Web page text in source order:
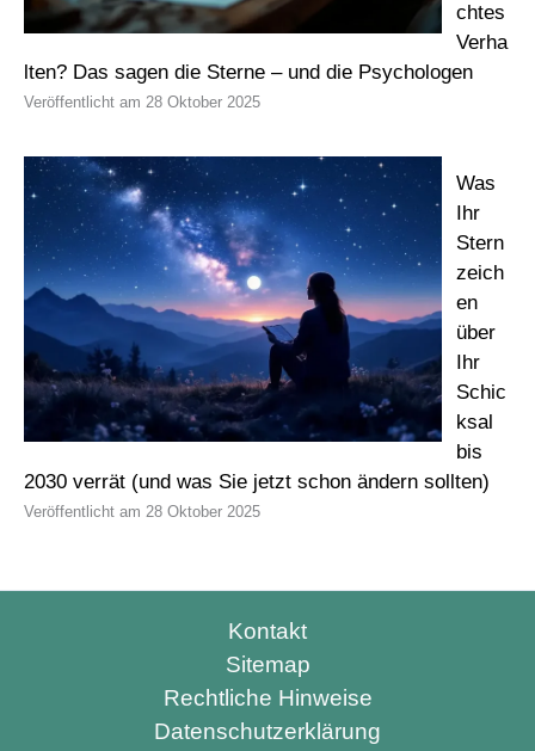
chtes
Verha
lten? Das sagen die Sterne – und die Psychologen
28 Oktober 2025
Was
Ihr
Stern
zeich
en
über
Ihr
Schic
ksal
bis
2030 verrät (und was Sie jetzt schon ändern sollten)
28 Oktober 2025
Kontakt
Sitemap
Rechtliche Hinweise
Datenschutzerklärung